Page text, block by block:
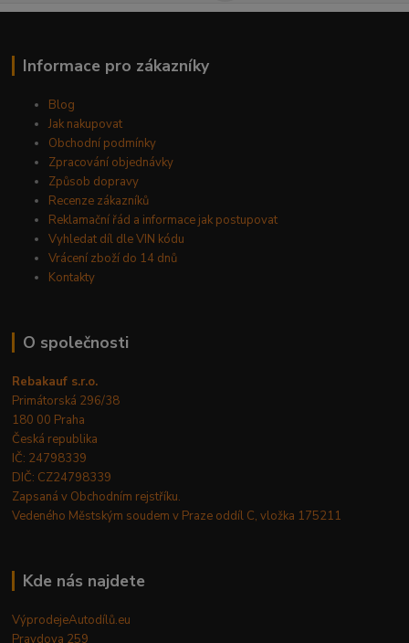
Informace pro zákazníky
Blog
Jak nakupovat
Obchodní podmínky
Zpracování objednávky
Způsob dopravy
Recenze zákazníků
Reklamační řád a informace jak postupovat
Vyhledat díl dle VIN kódu
Vrácení zboží do 14 dnů
Kontakty
O společnosti
Rebakauf s.r.o.
Primátorská 296/38
180 00 Praha
Česká republika
IČ: 24798339
DIČ: CZ24798339
Zapsaná v Obchodním rejstříku.
Vedeného Městským soudem v Praze oddíl C, vložka 175211
Kde nás najdete
VýprodejeAutodílů.eu
Pravdova 259